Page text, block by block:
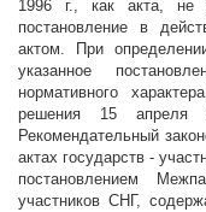
1996 г., как акта, не
постановление в
актом. При
указанное
нормативного
решения 15 апреля
Рекомендательный
актах государств -
постановлением
участников СНГ,